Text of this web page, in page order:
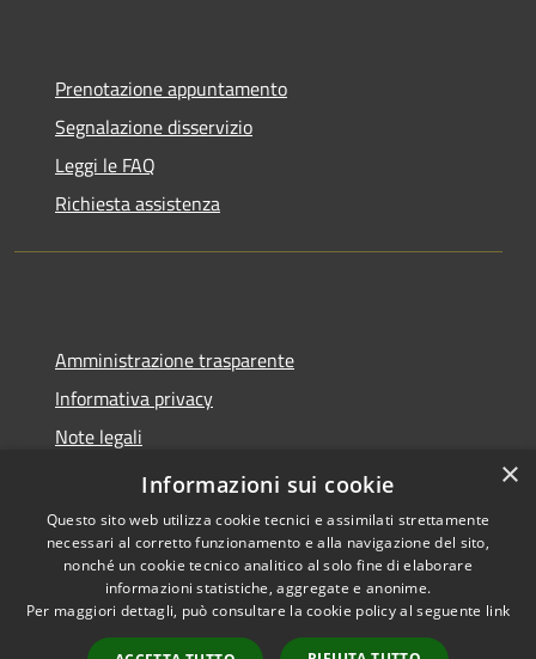
Prenotazione appuntamento
Segnalazione disservizio
Leggi le FAQ
Richiesta assistenza
Amministrazione trasparente
Informativa privacy
Note legali
Dichiarazione di accessibilità
Accessibilità
Copyright © 2026 • Città di
Pomezia • Powered by
Municipium• Accesso
×
Informazioni sui cookie
Questo sito web utilizza cookie tecnici e assimilati strettamente
necessari al corretto funzionamento e alla navigazione del sito,
nonché un cookie tecnico analitico al solo fine di elaborare
informazioni statistiche, aggregate e anonime.
Per maggiori dettagli, può consultare la cookie policy al seguente link